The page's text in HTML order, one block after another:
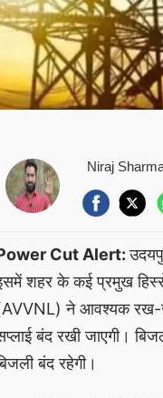
Niraj
Cut Alert:
शहर के कई प्रमुख
ने आवश्यक रख-
बंद रखी जाएगी।
बंद रहेगी।